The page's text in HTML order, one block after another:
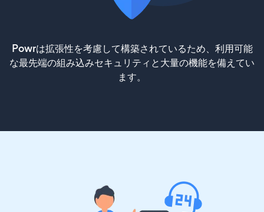
Powrは拡張性を考慮して構築されているため、利用可能
な最先端の組み込みセキュリティと大量の機能を備えてい
ます。